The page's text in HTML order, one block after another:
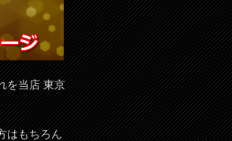
を当店 東京
はもちろん